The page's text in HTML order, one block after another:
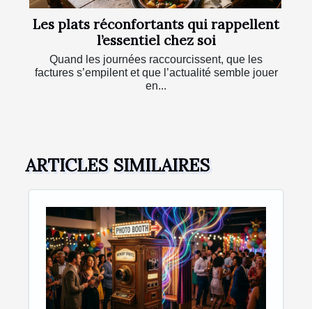
Les plats réconfortants qui rappellent
l’essentiel chez soi
Quand les journées raccourcissent, que les
factures s’empilent et que l’actualité semble jouer
en...
ARTICLES SIMILAIRES